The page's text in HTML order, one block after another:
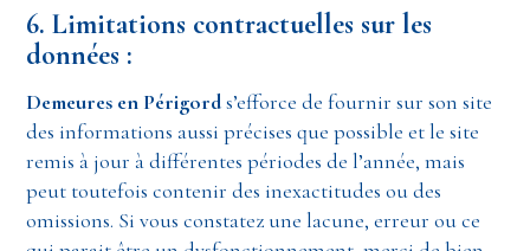
6. Limitations contractuelles sur les
données :
Demeures en Périgords’efforce de fournir sur son site
des informations aussi précises que possible et le site
remis à jour à différentes périodes de l’année, mais
peut toutefois contenir des inexactitudes ou des
omissions. Si vous constatez une lacune, erreur ou ce